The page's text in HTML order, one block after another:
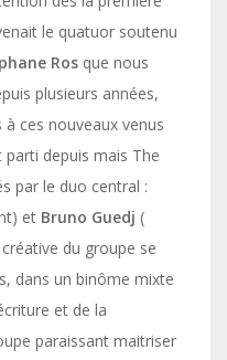
le quatuor soutenu
Ros que nous
plusieurs années,
ces nouveaux venus
parti depuis mais The
par le duo central :
et Bruno Guedj (
du groupe se
dans un binôme mixte
et de la
paraissant maitriser